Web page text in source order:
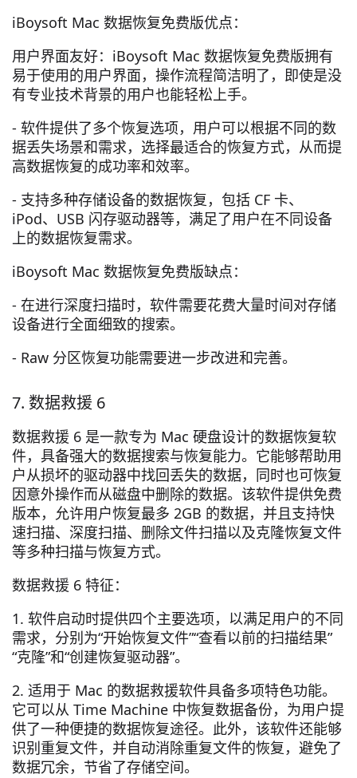
iBoysoft Mac 数据恢复免费版优点：
用户界面友好：iBoysoft Mac 数据恢复免费版拥有
易于使用的用户界面，操作流程简洁明了，即使是没
有专业技术背景的用户也能轻松上手。
- 软件提供了多个恢复选项，用户可以根据不同的数
据丢失场景和需求，选择最适合的恢复方式，从而提
高数据恢复的成功率和效率。
- 支持多种存储设备的数据恢复，包括 CF 卡、
iPod、USB 闪存驱动器等，满足了用户在不同设备
上的数据恢复需求。
iBoysoft Mac 数据恢复免费版缺点：
- 在进行深度扫描时，软件需要花费大量时间对存储
设备进行全面细致的搜索。
- Raw 分区恢复功能需要进一步改进和完善。
7. 数据救援 6
数据救援 6 是一款专为 Mac 硬盘设计的数据恢复软
件，具备强大的数据搜索与恢复能力。它能够帮助用
户从损坏的驱动器中找回丢失的数据，同时也可恢复
因意外操作而从磁盘中删除的数据。该软件提供免费
版本，允许用户恢复最多 2GB 的数据，并且支持快
速扫描、深度扫描、删除文件扫描以及克隆恢复文件
等多种扫描与恢复方式。
数据救援 6 特征：
1. 软件启动时提供四个主要选项，以满足用户的不同
需求，分别为“开始恢复文件”“查看以前的扫描结果”
“克隆”和“创建恢复驱动器”。
2. 适用于 Mac 的数据救援软件具备多项特色功能。
它可以从 Time Machine 中恢复数据备份，为用户提
供了一种便捷的数据恢复途径。此外，该软件还能够
识别重复文件，并自动消除重复文件的恢复，避免了
数据冗余，节省了存储空间。